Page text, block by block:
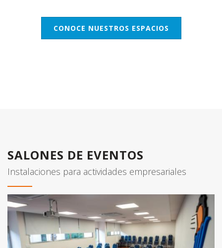
CONOCE NUESTROS ESPACIOS
SALONES DE EVENTOS
Instalaciones para actividades empresariales